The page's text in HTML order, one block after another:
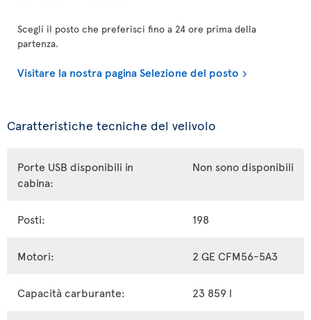
Scegli il posto che preferisci fino a 24 ore prima della
partenza.
Visitare la nostra pagina Selezione del posto
Caratteristiche tecniche del velivolo
Porte USB disponibili in
cabina:
Non sono disponibili
Posti: 198
Motori: 2 GE CFM56-5A3
Capacità carburante: 23 859 l